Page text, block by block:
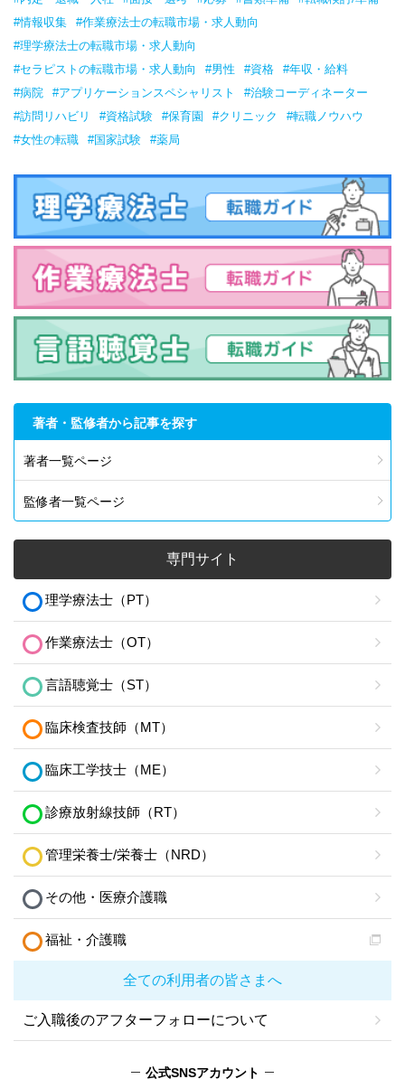
#情報収集
#作業療法士の転職市場・求人動向
#理学療法士の転職市場・求人動向
#セラピストの転職市場・求人動向
#男性 #資格
#年収・給料
#病院
#アプリケーションスペシャリスト
#治験コーディネーター
#訪問リハビリ
#資格試験 #保育園 #クリニック
#転職ノウハウ
#女性の転職
#国家試験 #薬局
著者・監修者から記事を探す
著者一覧ページ
監修者一覧ページ
専門サイト
理学療法士（PT）
作業療法士（OT）
言語聴覚士（ST）
臨床検査技師（MT）
臨床工学技士（ME）
診療放射線技師（RT）
管理栄養士/栄養士（NRD）
その他・医療介護職
福祉・介護職
全ての利用者の皆さまへ
ご入職後のアフターフォローについて
公式SNSアカウント